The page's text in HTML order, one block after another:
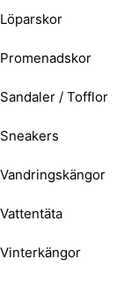
Löparskor
Promenadskor
Sandaler / Tofflor
Sneakers
Vandringskängor
Vattentäta
Vinterkängor